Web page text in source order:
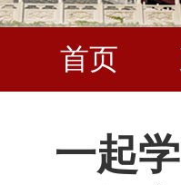
首页
一起